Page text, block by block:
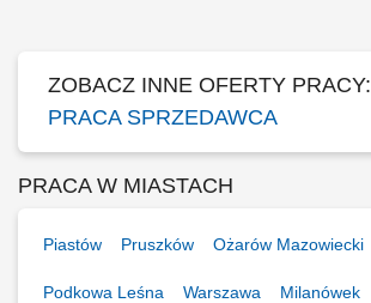
ZOBACZ INNE OFERTY PRACY:
PRACA SPRZEDAWCA
PRACA W MIASTACH
Piastów Pruszków Ożarów Mazowiecki
Podkowa Leśna Warszawa Milanówek